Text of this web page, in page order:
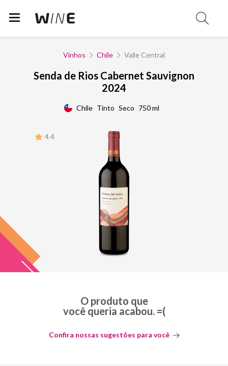
Vinhos Chile Valle Central
Senda de Rios Cabernet Sauvignon
2024
Chile Tinto Seco 750 ml
4.4
O produto que
você queria acabou. =(
Confira nossas sugestões para você